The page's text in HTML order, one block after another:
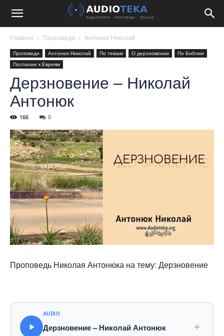
Главная Проповеди Антонюк Николай
Проповеди Антонюк Николай По темам О дерзновении
По Библии
Послание к Евреям
Дерзновение – Николай
Антонюк
166 0
Проповедь Николая Антонюка на тему: Дерзновение
AUDIO
Дерзновение – Николай Антонюк